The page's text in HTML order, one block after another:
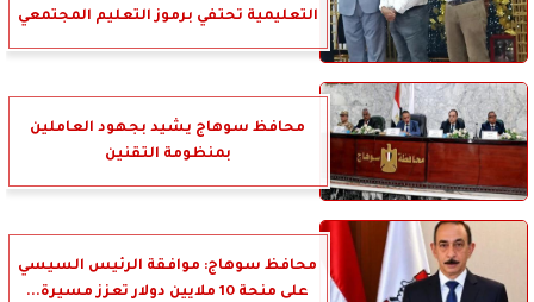
التعليمية تحتفي برموز التعليم المجتمعي
محافظ سوهاج يشيد بجهود العاملين
بمنظومة التقنين
محافظ سوهاج: موافقة الرئيس السيسي
على منحة 10 ملايين دولار تعزز مسيرة...